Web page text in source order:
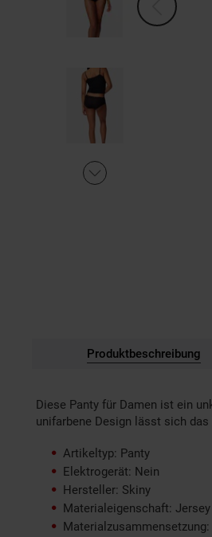
Produktbeschreibung
Diese Panty für Damen ist ein
unifarbene Design lässt sich
Artikeltyp: Panty
Elektrogerät: Nein
Hersteller: Skiny
Materialeigenschaft:
Materialzusammensetzung: